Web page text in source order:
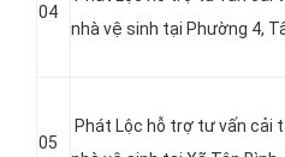
04
nhà vệ sinh tại Phường 4,
05
Phát Lộc hỗ trợ tư vấn cải